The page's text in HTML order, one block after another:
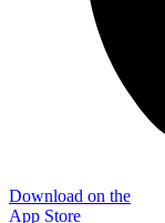
Download on the
App Store